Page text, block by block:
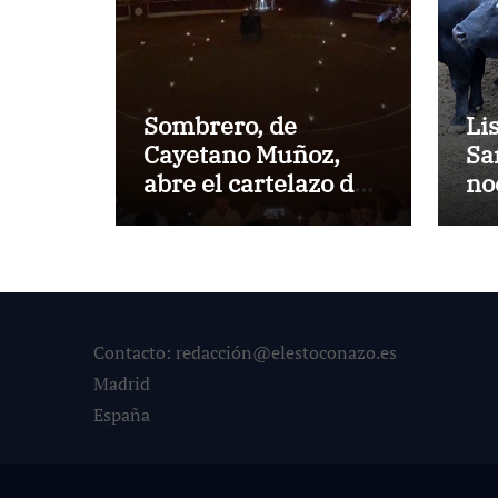
Sombrero, de
Cayetano Muñoz,
abre el cartelazo de
Marbella
Contacto: redacción@elestoconazo.es
Madrid
España